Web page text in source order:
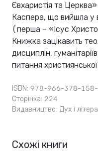
Євхаристія та
Каспера, що вийшла у
(перша – «Ісус
Книжка зацікавить
дисциплін,
питання
ISBN: 978-966-378-
Сторінка: 224
Видавництво: Дух і літера
Схожі книги